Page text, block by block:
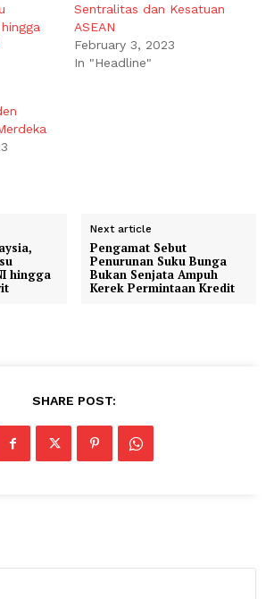
Sentralitas dan Kesatuan
ASEAN
February 3, 2023
In "Headline"
hingga
Next article
Pengamat Sebut
Penurunan Suku Bunga
Bukan Senjata Ampuh
Kerek Permintaan Kredit
SHARE POST: